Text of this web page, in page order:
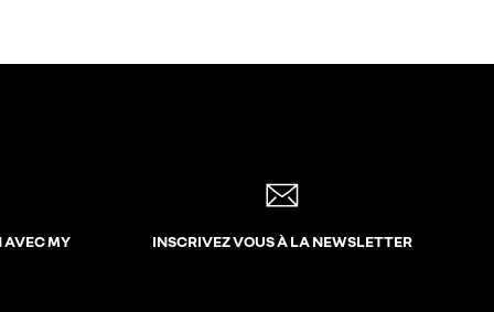
AVEC MY
INSCRIVEZ VOUS À LA NEWSLETTER